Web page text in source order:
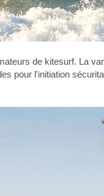
de kitesurf. La
pour l'initiation